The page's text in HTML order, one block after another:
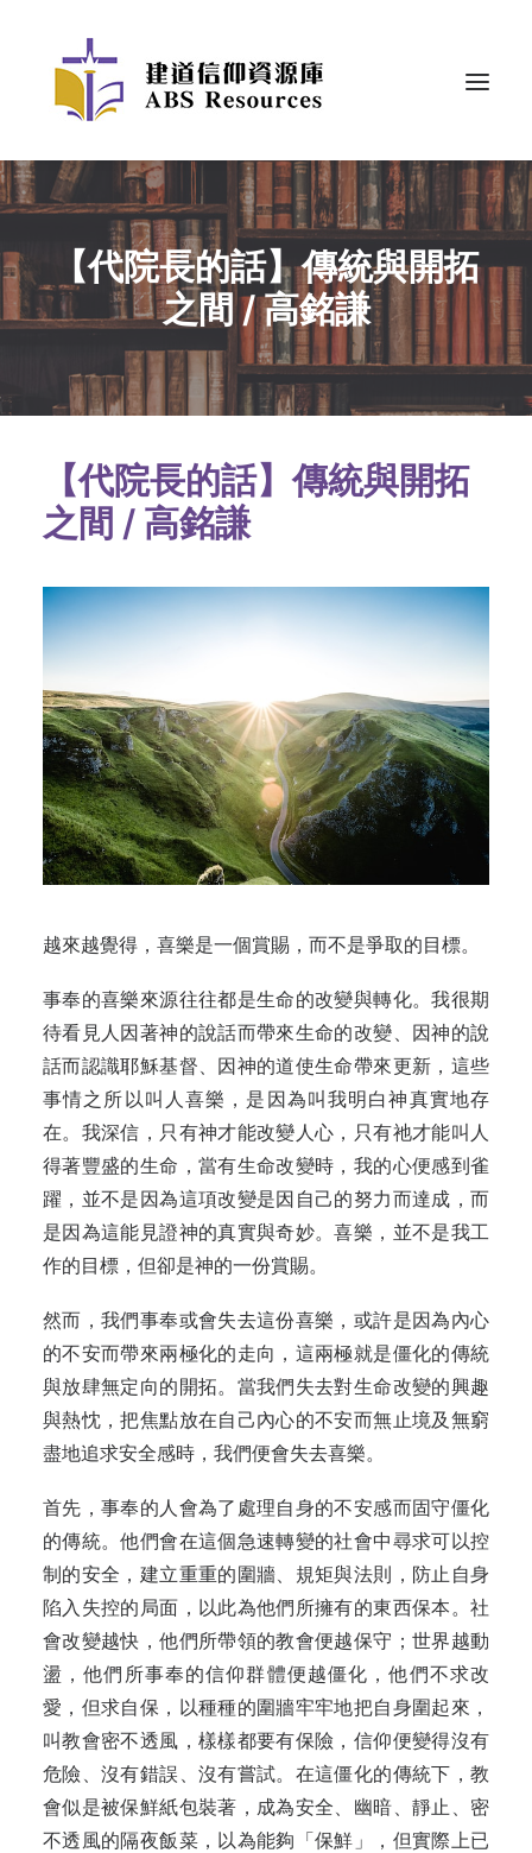
【代院長的話】傳統與開拓
之間 / 高銘謙
【代院長的話】傳統與開拓
之間 / 高銘謙
越來越覺得，喜樂是一個賞賜，而不是爭取的目標。
事奉的喜樂來源往往都是生命的改變與轉化。我很期
待看見人因著神的說話而帶來生命的改變、因神的說
話而認識耶穌基督、因神的道使生命帶來更新，這些
事情之所以叫人喜樂，是因為叫我明白神真實地存
在。我深信，只有神才能改變人心，只有祂才能叫人
得著豐盛的生命，當有生命改變時，我的心便感到雀
躍，並不是因為這項改變是因自己的努力而達成，而
是因為這能見證神的真實與奇妙。喜樂，並不是我工
作的目標，但卻是神的一份賞賜。
然而，我們事奉或會失去這份喜樂，或許是因為內心
的不安而帶來兩極化的走向，這兩極就是僵化的傳統
與放肆無定向的開拓。當我們失去對生命改變的興趣
與熱忱，把焦點放在自己內心的不安而無止境及無窮
盡地追求安全感時，我們便會失去喜樂。
首先，事奉的人會為了處理自身的不安感而固守僵化
的傳統。他們會在這個急速轉變的社會中尋求可以控
制的安全，建立重重的圍牆、規矩與法則，防止自身
陷入失控的局面，以此為他們所擁有的東西保本。社
會改變越快，他們所帶領的教會便越保守；世界越動
盪，他們所事奉的信仰群體便越僵化，他們不求改
愛，但求自保，以種種的圍牆牢牢地把自身圍起來，
叫教會密不透風，樣樣都要有保險，信仰便變得沒有
危險、沒有錯誤、沒有嘗試。在這僵化的傳統下，教
會似是被保鮮紙包裝著，成為安全、幽暗、靜止、密
不透風的隔夜飯菜，以為能夠「保鮮」，但實際上已